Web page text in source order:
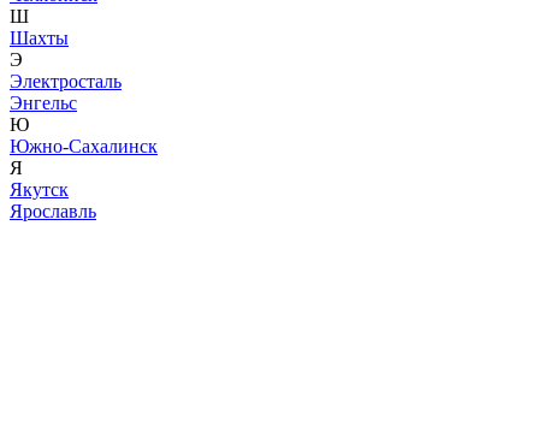
Ш
Шахты
Э
Электросталь
Энгельс
Ю
Южно-Сахалинск
Я
Якутск
Ярославль